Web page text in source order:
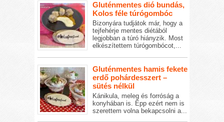
Gluténmentes dió bundás,
Kolos féle túrógombóc
Bizonyára tudjátok már, hogy a
tejfehérje mentes diétából
legjobban a túró hiányzik. Most
elkészítettem túrógombócot,...
Gluténmentes hamis fekete
erdő pohárdesszert –
sütés nélkül
Kánikula, meleg és forróság a
konyhában is. Épp ezért nem is
szerettem volna bekapcsolni a...